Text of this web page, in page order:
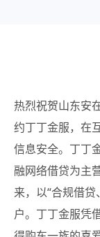
热烈祝贺山东安
约丁丁金服，在
信息安全。丁丁
融网络借贷为主
来，以“合规借
户。丁丁金服凭